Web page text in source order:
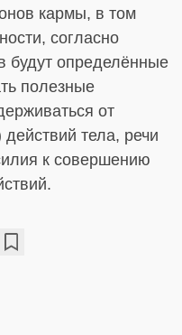
кармы, в том
согласно
будут определённые
полезные
от
тела, речи
к совершению